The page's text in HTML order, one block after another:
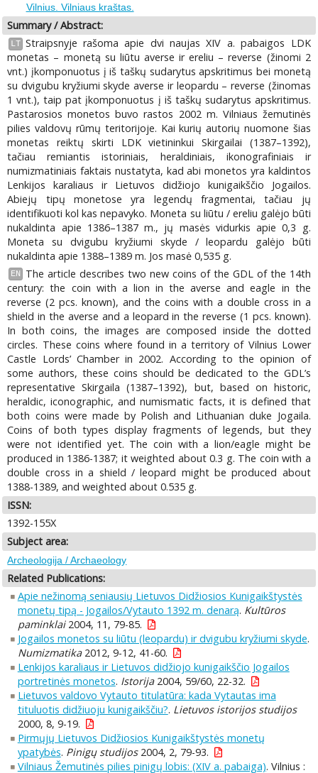
Vilnius. Vilniaus kraštas.
Summary / Abstract:
LT Straipsnyje rašoma apie dvi naujas XIV a. pabaigos LDK
monetas – monetą su liūtu averse ir ereliu – reverse (žinomi 2
vnt.) įkomponuotus į iš taškų sudarytus apskritimus bei monetą
su dvigubu kryžiumi skyde averse ir leopardu – reverse (žinomas
1 vnt.), taip pat įkomponuotus į iš taškų sudarytus apskritimus.
Pastarosios monetos buvo rastos 2002 m. Vilniaus žemutinės
pilies valdovų rūmų teritorijoje. Kai kurių autorių nuomone šias
monetas reiktų skirti LDK vietininkui Skirgailai (1387–1392),
tačiau remiantis istoriniais, heraldiniais, ikonografiniais ir
numizmatiniais faktais nustatyta, kad abi monetos yra kaldintos
Lenkijos karaliaus ir Lietuvos didžiojo kunigaikščio Jogailos.
Abiejų tipų monetose yra legendų fragmentai, tačiau jų
identifikuoti kol kas nepavyko. Moneta su liūtu / ereliu galėjo būti
nukaldinta apie 1386–1387 m., jų masės vidurkis apie 0,3 g.
Moneta su dvigubu kryžiumi skyde / leopardu galėjo būti
nukaldinta apie 1388–1389 m. Jos masė 0,535 g.
EN
The article describes two new coins of the GDL of the 14th
century: the coin with a lion in the averse and eagle in the
reverse (2 pcs. known), and the coins with a double cross in a
shield in the averse and a leopard in the reverse (1 pcs. known).
In both coins, the images are composed inside the dotted
circles. These coins where found in a territory of Vilnius Lower
Castle Lords’ Chamber in 2002. According to the opinion of
some authors, these coins should be dedicated to the GDL’s
representative Skirgaila (1387–1392), but, based on historic,
heraldic, iconographic, and numismatic facts, it is defined that
both coins were made by Polish and Lithuanian duke Jogaila.
Coins of both types display fragments of legends, but they
were not identified yet. The coin with a lion/eagle might be
produced in 1386-1387; it weighted about 0.3 g. The coin with a
double cross in a shield / leopard might be produced about
1388-1389, and weighted about 0.535 g.
ISSN:
1392-155X
Subject area:
Archeologija / Archaeology
Related Publications:
Apie nežinomą seniausių Lietuvos Didžiosios Kunigaikštystės
monetų tipą - Jogailos/Vytauto 1392 m. denarą. Kultūros
paminklai2004, 11, 79-85.
Jogailos monetos su liūtu (leopardu) ir dvigubu kryžiumi skyde.
Numizmatika2012, 9-12, 41-60.
Lenkijos karaliaus ir Lietuvos didžiojo kunigaikščio Jogailos
portretinės monetos. Istorija2004, 59/60, 22-32.
Lietuvos valdovo Vytauto titulatūra: kada Vytautas ima
tituluotis didžiuoju kunigaikščiu?. Lietuvos istorijos studijos
2000, 8, 9-19.
Pirmųjų Lietuvos Didžiosios Kunigaikštystės monetų
ypatybės. Pinigų studijos2004, 2, 79-93.
Vilniaus Žemutinės pilies pinigų lobis: (XIV a. pabaiga). Vilnius :